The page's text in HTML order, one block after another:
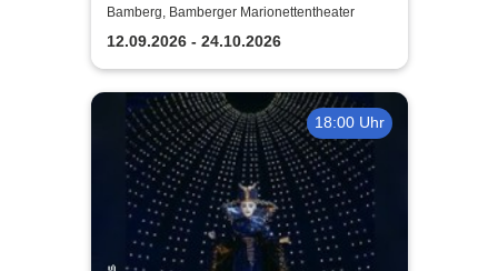
Bamberger
Marionettentheater
Bamberg, Bamberger Marionettentheater
12.09.2026 - 24.10.2026
18:00 Uhr